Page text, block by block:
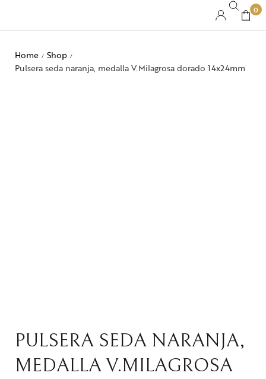
0
Home / Shop /
Pulsera seda naranja, medalla V.Milagrosa dorado 14x24mm
PULSERA SEDA NARANJA,
MEDALLA V.MILAGROSA